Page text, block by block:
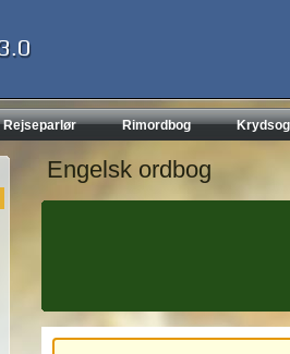
Rejseparlør Rimordbog
Engelsk ordbog